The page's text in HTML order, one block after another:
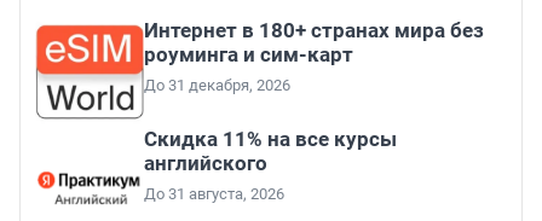
Интернет в 180+ странах мира без
роуминга и сим-карт
До 31 декабря, 2026
Скидка 11% на все курсы
английского
До 31 августа, 2026